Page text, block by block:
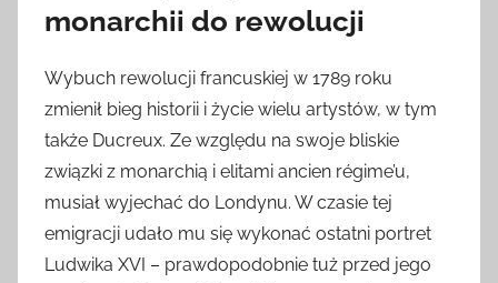
monarchii do rewolucji
Wybuch rewolucji francuskiej w 1789 roku
zmienił bieg historii i życie wielu artystów, w tym
także Ducreux. Ze względu na swoje bliskie
związki z monarchią i elitami ancien régime’u,
musiał wyjechać do Londynu. W czasie tej
emigracji udało mu się wykonać ostatni portret
Ludwika XVI – prawdopodobnie tuż przed jego